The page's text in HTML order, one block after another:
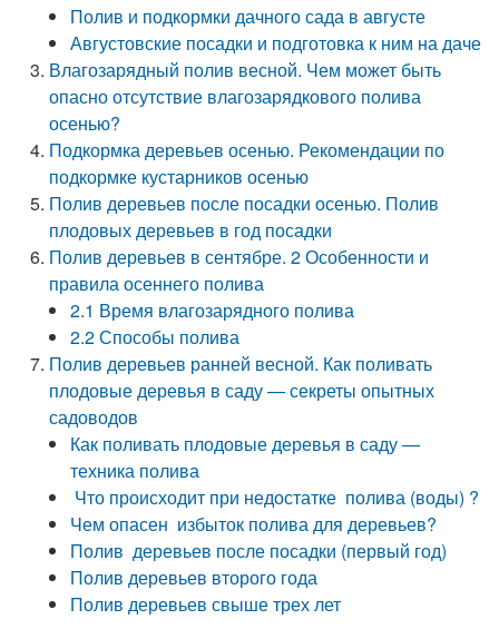
Полив и подкормки дачного сада в августе
Августовские посадки и подготовка к ним на даче
Влагозарядный полив весной. Чем может быть
опасно отсутствие влагозарядкового полива
осенью?
Подкормка деревьев осенью. Рекомендации по
подкормке кустарников осенью
Полив деревьев после посадки осенью. Полив
плодовых деревьев в год посадки
Полив деревьев в сентябре. 2 Особенности и
правила осеннего полива
2.1 Время влагозарядного полива
2.2 Способы полива
Полив деревьев ранней весной. Как поливать
плодовые деревья в саду — секреты опытных
садоводов
Как поливать плодовые деревья в саду —
техника полива
Что происходит при недостатке полива (воды) ?
Чем опасен избыток полива для деревьев?
Полив деревьев после посадки (первый год)
Полив деревьев второго года
Полив деревьев свыше трех лет